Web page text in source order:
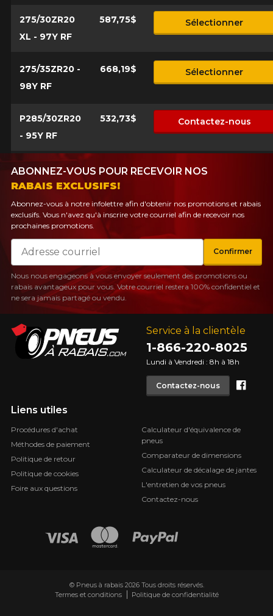
275/30ZR20
XL - 97Y RF
587,75$ Sélectionner
275/35ZR20 -
98Y RF
668,19$ Sélectionner
P285/30ZR20
- 95Y RF
532,73$ Contactez-nous
Service à la clientèle
1-866-220-8025
Lundi à Vendredi : 8h à 18h
Contactez-nous
Liens utiles
Procédures d'achat
Méthodes de paiement
Politique de retour
Politique de cookies
Foire aux questions
Calculateur d'équivalence de
pneus
Comparateur de dimensions
Calculateur de décalage de jantes
L'entretien de vos pneus
Contactez-nous
ABONNEZ-VOUS POUR RECEVOIR NOS
RABAIS EXCLUSIFS!
Abonnez-vous à notre infolettre afin d'obtenir nos promotions et rabais
exclusifs. Vous n'avez qu'à inscrire votre courriel afin de recevoir nos
prochaines promotions.
Courriel
Confirmer
Nous nous engageons à vous envoyer seulement des promotions ou
rabais avantageux pour vous. Votre courriel restera 100% confidentiel et
ne sera jamais partagé ou vendu.
© Pneus à rabais 2026 Tous droits réservés.
Termes et conditions
Politique de confidentialité